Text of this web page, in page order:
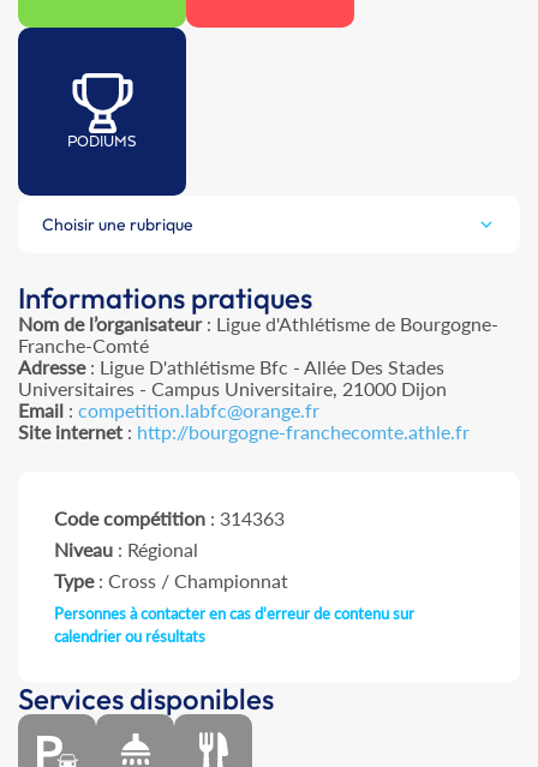
PODIUMS
Choisir une rubrique
Informations pratiques
Nom de l’organisateur: Ligue d'Athlétisme de Bourgogne-
Franche-Comté
Adresse: Ligue D'athlétisme Bfc - Allée Des Stades
Universitaires - Campus Universitaire, 21000 Dijon
Email : competition.labfc@orange.fr
Site internet : http://bourgogne-franchecomte.athle.fr
Code compétition : 314363
Niveau : Régional
Type: Cross / Championnat
Personnes à contacter en cas d'erreur de contenu sur
calendrier ou résultats
Services disponibles